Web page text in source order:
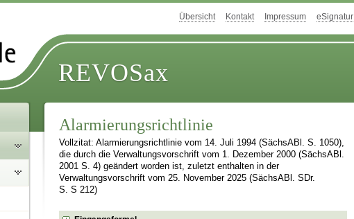
Übersicht Kontakt Impressum eSignatur
REVOSax
Alarmierungsrichtlinie
Vollzitat: Alarmierungsrichtlinie vom 14. Juli 1994 (SächsABl. S. 1050),
die durch die Verwaltungsvorschrift vom 1. Dezember 2000 (SächsABl.
2001 S. 4) geändert worden ist, zuletzt enthalten in der
Verwaltungsvorschrift vom 25. November 2025 (SächsABl. SDr.
S. S 212)